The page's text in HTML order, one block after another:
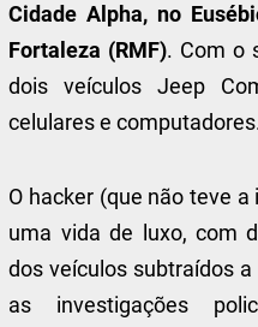
Cidade Alpha, no
Fortaleza (RMF). Com o
dois veículos Jeep
celulares e
O hacker (que não teve
uma vida de luxo, com
dos veículos subtraídos
as investigações